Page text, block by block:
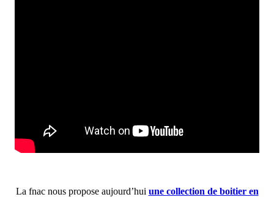
La fnac nous propose aujourd’hui une collection de boitier en